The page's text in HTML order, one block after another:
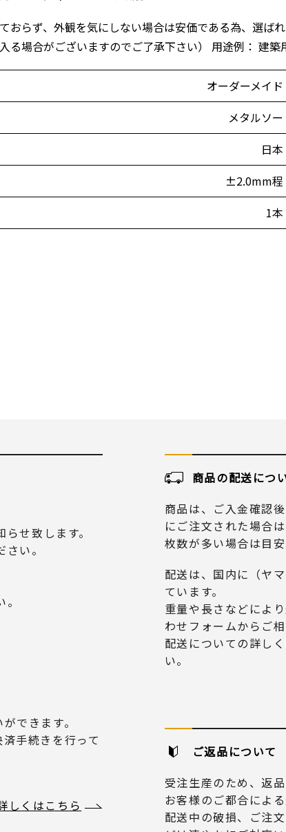
おらず、外観を気にしない場合は安価である為、選ば
る場合がございますのでご了承下さい） 用途例： 建
オーダーメイド
メタルソー
日本
±2.0mm程
1本
せ致します。
い。
できます。
手続きを行って
しくはこちら
商品の配送につ
商品は、ご入金確認
にご注文された場合
枚数が多い場合は目
配送は、国内に（ヤ
ています。
重量や長さなどによ
わせフォームからご相
配送についての詳し
い。
ご返品について
受注生産のため、返
お客様のご都合によ
配送中の破損、ご注